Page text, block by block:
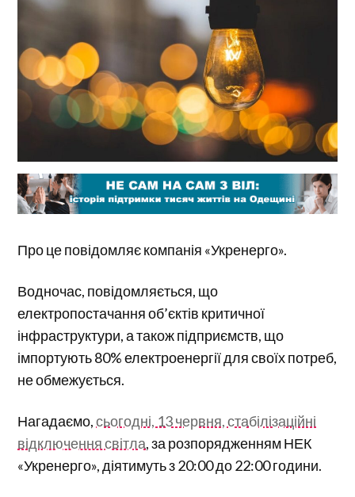
Про це повідомляє компанія «Укренерго».
Водночас, повідомляється, що
електропостачання об’єктів критичної
інфраструктури, а також підприємств, що
імпортують 80% електроенергії для своїх потреб,
не обмежується.
Нагадаємо,сьогодні, 13 червня, стабілізаційні
відключення світла, за розпорядженням НЕК
«Укренерго», діятимуть з 20:00 до 22:00 години.